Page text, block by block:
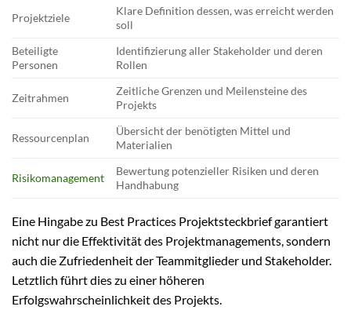
Projektziele
Klare Definition dessen, was erreicht werden
soll
Beteiligte
Personen
Identifizierung aller Stakeholder und deren
Rollen
Zeitrahmen
Zeitliche Grenzen und Meilensteine des
Projekts
Ressourcenplan
Übersicht der benötigten Mittel und
Materialien
Risikomanagement
Bewertung potenzieller Risiken und deren
Handhabung
Eine Hingabe zu Best Practices Projektsteckbrief garantiert
nicht nur die Effektivität des Projektmanagements, sondern
auch die Zufriedenheit der Teammitglieder und Stakeholder.
Letztlich führt dies zu einer höheren
Erfolgswahrscheinlichkeit des Projekts.